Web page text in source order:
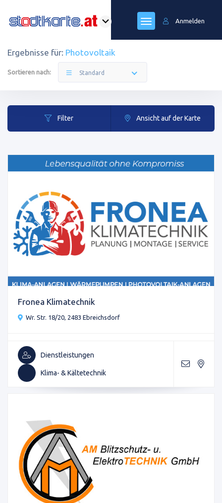
Anmelden
Ergebnisse für: Photovoltaik
Sortieren nach: Standard
Filter Ansicht auf der Karte
Fronea Klimatechnik
Wr. Str. 18/20, 2483 Ebreichsdorf
Dienstleistungen
Klima- & Kältetechnik